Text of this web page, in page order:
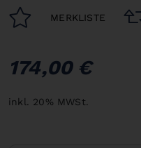
MERKLISTE
174,00 €
inkl. 20% MWSt.